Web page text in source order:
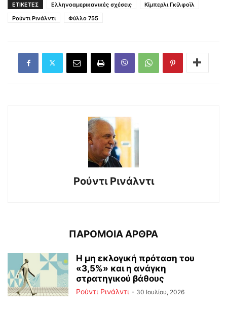
ΕΤΙΚΕΤΕΣ Ελληνοαμερικανικές σχέσεις
Κίμπερλι Γκίλφοϊλ
Ρούντι Ρινάλντι
Φύλλο 755
Ρούντι Ρινάλντι
ΠΑΡΟΜΟΙΑ ΑΡΘΡΑ
Η μη εκλογική πρόταση του
«3,5%» και η ανάγκη
στρατηγικού βάθους
Ρούντι Ρινάλντι - 30 Ιουλίου, 2026